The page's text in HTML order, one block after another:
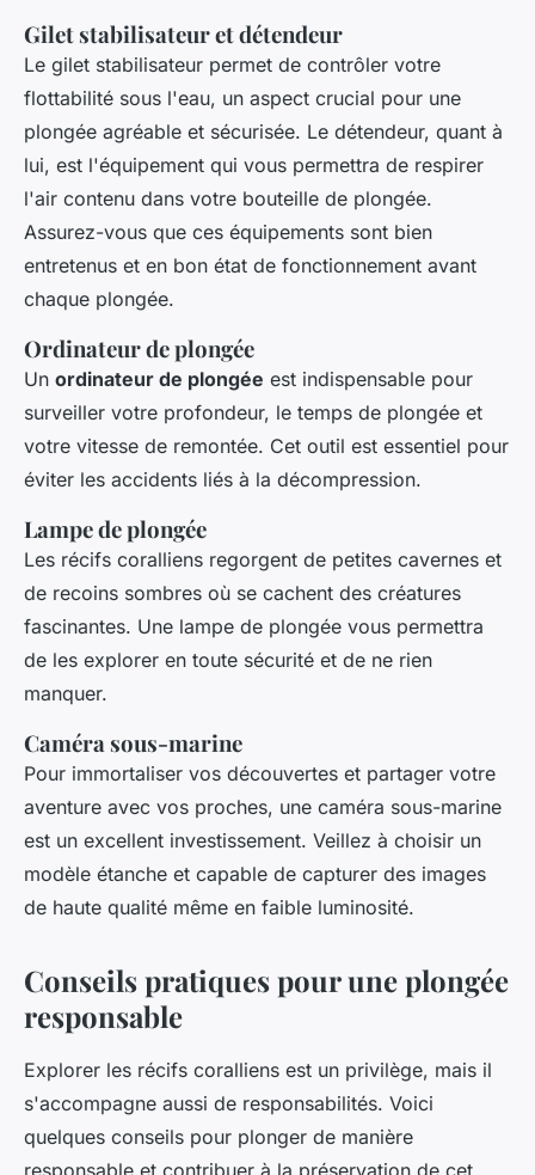
Gilet stabilisateur et détendeur
Le gilet stabilisateur permet de contrôler votre
flottabilité sous l'eau, un aspect crucial pour une
plongée agréable et sécurisée. Le détendeur, quant à
lui, est l'équipement qui vous permettra de respirer
l'air contenu dans votre bouteille de plongée.
Assurez-vous que ces équipements sont bien
entretenus et en bon état de fonctionnement avant
chaque plongée.
Ordinateur de plongée
Un ordinateur de plongée est indispensable pour
surveiller votre profondeur, le temps de plongée et
votre vitesse de remontée. Cet outil est essentiel pour
éviter les accidents liés à la décompression.
Lampe de plongée
Les récifs coralliens regorgent de petites cavernes et
de recoins sombres où se cachent des créatures
fascinantes. Une lampe de plongée vous permettra
de les explorer en toute sécurité et de ne rien
manquer.
Caméra sous-marine
Pour immortaliser vos découvertes et partager votre
aventure avec vos proches, une caméra sous-marine
est un excellent investissement. Veillez à choisir un
modèle étanche et capable de capturer des images
de haute qualité même en faible luminosité.
Conseils pratiques pour une plongée
responsable
Explorer les récifs coralliens est un privilège, mais il
s'accompagne aussi de responsabilités. Voici
quelques conseils pour plonger de manière
responsable et contribuer à la préservation de cet